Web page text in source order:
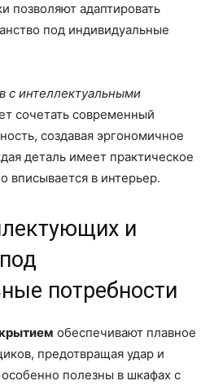
позволяют адаптировать
под индивидуальные
с интеллектуальными
сочетать современный
создавая эргономичное
деталь имеет практическое
вписывается в интерьер.
и
потребности
обеспечивают плавное
предотвращая удар и
полезны в шкафах с